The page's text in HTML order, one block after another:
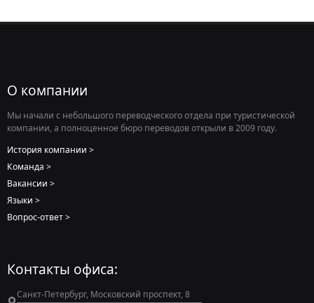
О компании
Мы начали с небольшого переводческого отдела при туристической
компании, а полноценное бюро переводов открыли в 2009 году.
История компании
Команда
Вакансии
Языки
Вопрос-ответ
Контакты офиса:
Санкт-Петербург, Московский проспект, 8